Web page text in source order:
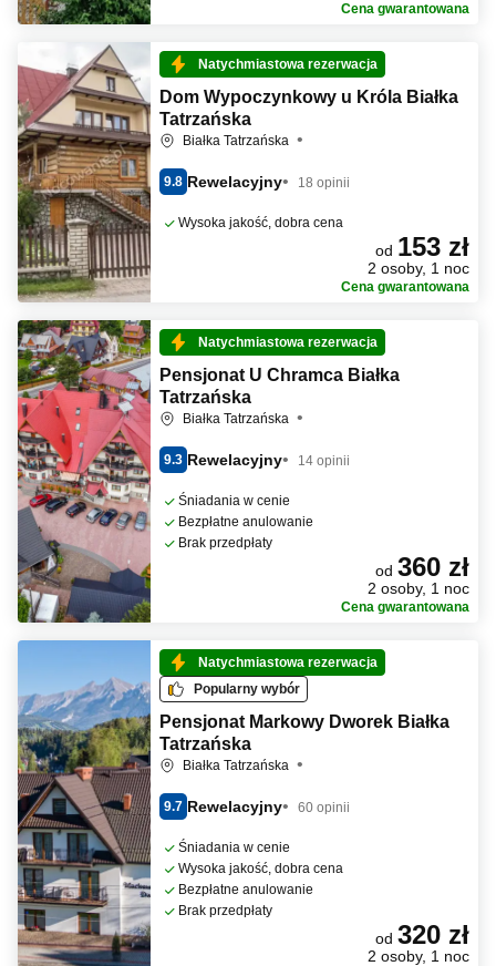
Cena gwarantowana
Natychmiastowa rezerwacja
Dom Wypoczynkowy u Króla Białka
Tatrzańska
Białka Tatrzańska
9.8 Rewelacyjny 18 opinii
Wysoka jakość, dobra cena
od 153 zł
2 osoby, 1 noc
Cena gwarantowana
Natychmiastowa rezerwacja
Pensjonat U Chramca Białka
Tatrzańska
Białka Tatrzańska
9.3 Rewelacyjny 14 opinii
Śniadania w cenie
Bezpłatne anulowanie
Brak przedpłaty
od 360 zł
2 osoby, 1 noc
Cena gwarantowana
Natychmiastowa rezerwacja
Popularny wybór
Pensjonat Markowy Dworek Białka
Tatrzańska
Białka Tatrzańska
9.7 Rewelacyjny 60 opinii
Śniadania w cenie
Wysoka jakość, dobra cena
Bezpłatne anulowanie
Brak przedpłaty
od 320 zł
2 osoby, 1 noc